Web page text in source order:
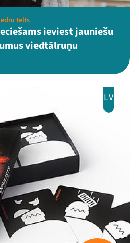
Ziedo
Veikals
Youtube Instagram
Flick
telts
ieviest jauniešu
viedtālruņu
LV